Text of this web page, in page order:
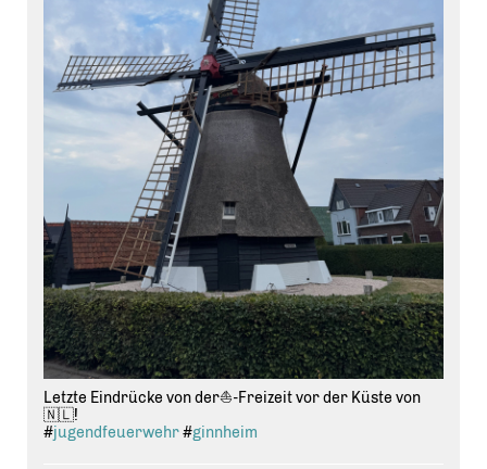
Letzte Eindrücke von der⛵️-Freizeit vor der Küste von
🇳🇱!
#jugendfeuerwehr#ginnheim